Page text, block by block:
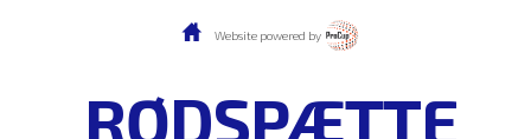
Website powered by
RØDSPÆTTE